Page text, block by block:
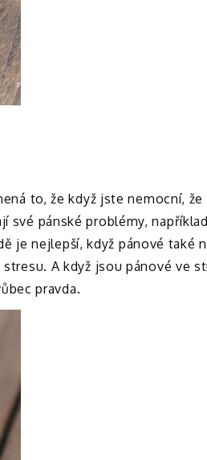
to, že když jste nemocní,
pánské problémy,
je nejlepší, když pánové také
A když jsou pánové ve
pravda.